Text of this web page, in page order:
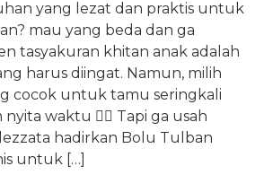
yang lezat dan praktis untuk
mau yang beda dan ga
tasyakuran khitan anak adalah
harus diingat. Namun, milih
cocok untuk tamu seringkali
waktu 😮‍💨 Tapi ga usah
hadirkan Bolu Tulban
untuk […]